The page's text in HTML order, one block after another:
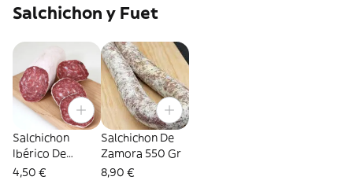
Salchichon y Fuet
Salchichon
Ibérico De
Bellota 100Gr
4,50 €
Salchichon De
Zamora 550 Gr
8,90 €